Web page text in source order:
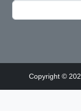
Copyright ©